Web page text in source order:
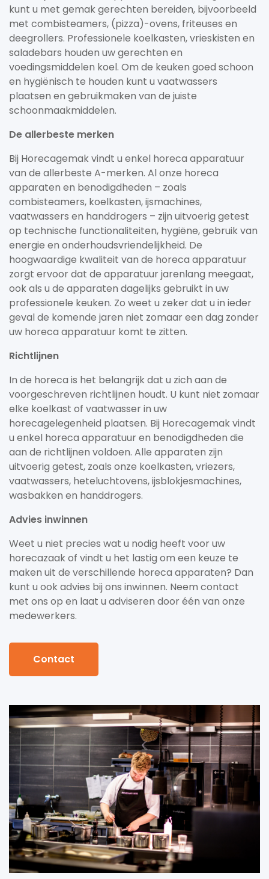
kunt u met gemak gerechten bereiden, bijvoorbeeld
met combisteamers, (pizza)-ovens, friteuses en
deegrollers. Professionele koelkasten, vrieskisten en
saladebars houden uw gerechten en
voedingsmiddelen koel. Om de keuken goed schoon
en hygiënisch te houden kunt u vaatwassers
plaatsen en gebruikmaken van de juiste
schoonmaakmiddelen.
De allerbeste merken
Bij Horecagemak vindt u enkel horeca apparatuur
van de allerbeste A-merken. Al onze horeca
apparaten en benodigdheden – zoals
combisteamers, koelkasten, ijsmachines,
vaatwassers en handdrogers – zijn uitvoerig getest
op technische functionaliteiten, hygiëne, gebruik van
energie en onderhoudsvriendelijkheid. De
hoogwaardige kwaliteit van de horeca apparatuur
zorgt ervoor dat de apparatuur jarenlang meegaat,
ook als u de apparaten dagelijks gebruikt in uw
professionele keuken. Zo weet u zeker dat u in ieder
geval de komende jaren niet zomaar een dag zonder
uw horeca apparatuur komt te zitten.
Richtlijnen
In de horeca is het belangrijk dat u zich aan de
voorgeschreven richtlijnen houdt. U kunt niet zomaar
elke koelkast of vaatwasser in uw
horecagelegenheid plaatsen. Bij Horecagemak vindt
u enkel horeca apparatuur en benodigdheden die
aan de richtlijnen voldoen. Alle apparaten zijn
uitvoerig getest, zoals onze koelkasten, vriezers,
vaatwassers, heteluchtovens, ijsblokjesmachines,
wasbakken en handdrogers.
Advies inwinnen
Weet u niet precies wat u nodig heeft voor uw
horecazaak of vindt u het lastig om een keuze te
maken uit de verschillende horeca apparaten? Dan
kunt u ook advies bij ons inwinnen. Neem contact
met ons op en laat u adviseren door één van onze
medewerkers.
Contact